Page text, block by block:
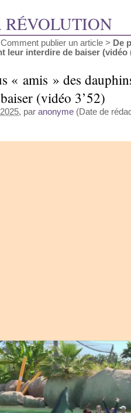
Comment publier un article > De
leur interdire de baiser (vidéo
« amis » des
(vidéo 3’52)
, par anonyme (Date de